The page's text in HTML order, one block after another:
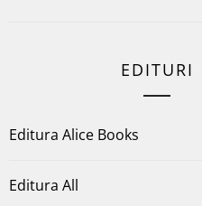
EDITURI
Editura Alice Books
Editura All